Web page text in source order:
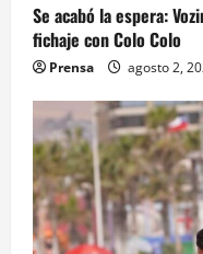
Se acabó la espera:
fichaje con Colo Colo
Prensa agosto 2,